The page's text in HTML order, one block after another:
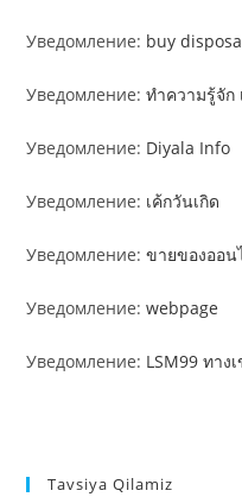
Уведомление: buy
Уведомление:ทำความรู้จัก
Уведомление: Diyala Info
Уведомление: เค้กวันเกิด
Уведомление:ขายของออน
Уведомление:webpage
Уведомление: LSM99 ทาง
Tavsiya Qilamiz